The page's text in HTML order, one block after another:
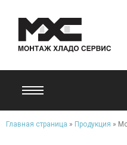
Главная страница » Продукция »